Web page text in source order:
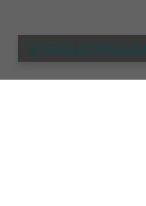
🌸 NOVÁ LETNÍ